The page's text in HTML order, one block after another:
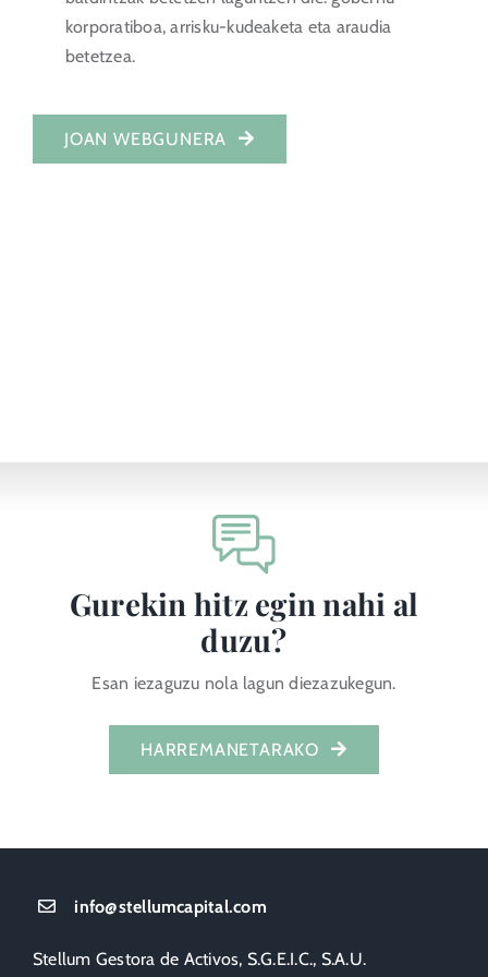
Inbertitzailearen ataria
korporatiboa, arrisku-kudeaketa eta araudia
betetzea.
JOAN WEBGUNERA
Gurekin hitz egin nahi al
duzu?
Esan iezaguzu nola lagun diezazukegun.
HARREMANETARAKO
info@stellumcapital.com
Stellum Gestora de Activos, S.G.E.I.C., S.A.U.